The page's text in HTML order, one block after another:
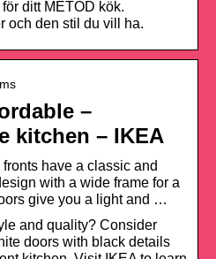
ditt METOD kök.
och den stil du vill ha.
–
kitchen – IKEA
have a classic and
with a wide frame for a
give you a light and …
and quality? Consider
doors with black details